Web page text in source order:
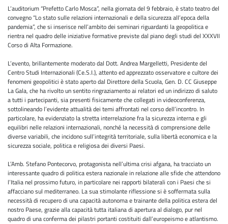
L’auditorium “Prefetto Carlo Mosca”, nella giornata del 9 febbraio, è stato teatro del
convegno “Lo stato sulle relazioni internazionali e della sicurezza all’epoca della
pandemia”, che si inserisce nell’ambito dei seminari riguardanti la geopolitica e
rientra nel quadro delle iniziative formative previste dal piano degli studi del XXXVII
Corso di Alta Formazione.
L’evento, brillantemente moderato dal Dott. Andrea Margelletti, Presidente del
Centro Studi Internazionali (Ce.S.I.), attento ed apprezzato osservatore e cultore dei
fenomeni geopolitici è stato aperto dal Direttore della Scuola, Gen. D. CC Giuseppe
La Gala, che ha rivolto un sentito ringraziamento ai relatori ed un indirizzo di saluto
a tutti i partecipanti, sia presenti fisicamente che collegati in videoconferenza,
sottolineando l’evidente attualità dei temi affrontati nel corso dell’incontro. In
particolare, ha evidenziato la stretta interrelazione fra la sicurezza interna e gli
equilibri nelle relazioni internazionali, nonché la necessità di comprensione delle
diverse variabili, che incidono sull’integrità territoriale, sulla libertà economica e la
sicurezza sociale, politica e religiosa dei diversi Paesi.
L’Amb. Stefano Pontecorvo, protagonista nell’ultima crisi afgana, ha tracciato un
interessante quadro di politica estera nazionale in relazione alle sfide che attendono
l’Italia nel prossimo futuro, in particolare nei rapporti bilaterali con i Paesi che si
affacciano sul mediterraneo. La sua stimolante riflessione si è soffermata sulla
necessità di recupero di una capacità autonoma e trainante della politica estera del
nostro Paese, grazie alla capacità tutta italiana di apertura al dialogo, pur nel
quadro di una conferma dei pilastri portanti costituiti dall’europeismo e atlantismo.